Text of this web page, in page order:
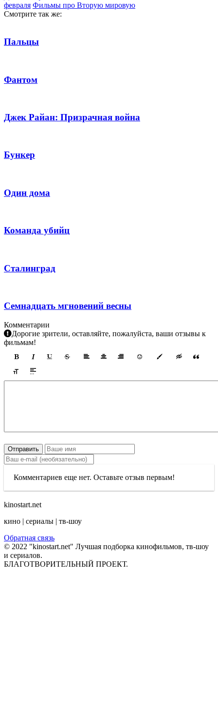
февраля Фильмы про Вторую мировую
Смотрите так же:
Пальцы
Фантом
Джек Райан: Призрачная война
Бункер
Один дома
Команда убийц
Сталинград
Семнадцать мгновений весны
Комментарии
Дорогие зрители, оставляйте, пожалуйста, ваши отзывы к
фильмам!
Отправить
Комментариев еще нет. Оставьте отзыв первым!
kinostart.net
кино | сериалы | тв-шоу
Обратная связь
© 2022 "kinostart.net" Лучшая подборка кинофильмов, тв-шоу
и сериалов.
БЛАГОТВОРИТЕЛЬНЫЙ ПРОЕКТ.